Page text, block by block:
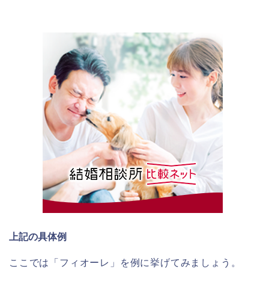
上記の具体例
ここでは「フィオーレ」を例に挙げてみましょう。